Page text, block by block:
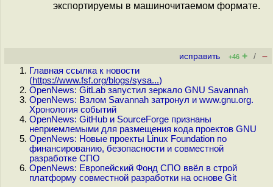
экспортируемы в машиночитаемом формате.
исправить +46 + / –
Главная ссылка к новости
(https://www.fsf.org/blogs/sysa...)
OpenNews: GitLab запустил зеркало GNU Savannah
OpenNews: Взлом Savannah затронул и www.gnu.org.
Хронология событий
OpenNews: GitHub и SourceForge признаны
неприемлемыми для размещения кода проектов GNU
OpenNews: Новые проекты Linux Foundation по
финансированию, безопасности и совместной
разработке СПО
OpenNews: Европейский Фонд СПО ввёл в строй
платформу совместной разработки на основе Git